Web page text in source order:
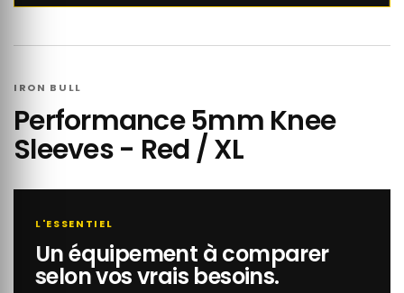
IRON BULL
Performance 5mm Knee
Sleeves - Red / XL
L'ESSENTIEL
Un équipement à comparer
selon vos vrais besoins.